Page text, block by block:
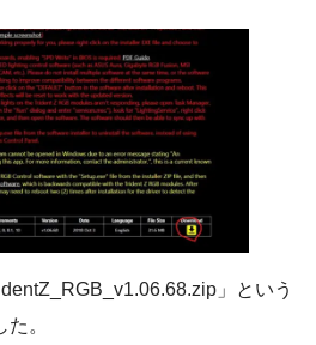
」という
。